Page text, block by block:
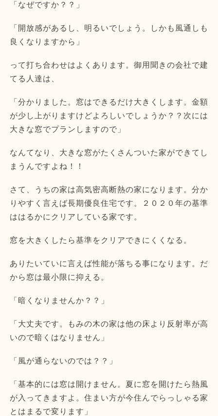
「なぜですか？？」
「開放感があるし、明るいでしょう。しかも風通しも
良くなりますから」
って打ち合わせはよくあります。御用聞きの会社で建
てる人達は、
「分かりました。窓はできるだけ大きくします。金額
が少し上がりますけどよろしいでしょうか？？次には
大きな窓でプランしますので」
なんてなり、大きな窓がたくさんついた家ができてし
まうんですよね！！
さて、うちの家は高気密高断熱の家になります。分か
りやすく言えば長期優良住宅です。２０２０年の基準
ははるかにクリアしている家です。
窓を大きくしたら基準をクリアできにくくなる。
ありたいていに言えば性能が落ちる事になります。だ
から窓は最小限に抑える。
「暗くなりませんか？？」
「大丈夫です。もみの木の家は他の床より反射率が高
いので暗くはなりません」
「風が通らないのでは？？」
「基本的には窓は開けません。夏に窓を開けたら熱風
が入ってきますよ。住まい方が今住んでらっしゃる家
とはまるで変ります」